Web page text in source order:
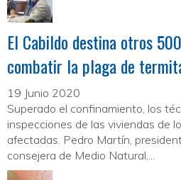
El Cabildo destina otros
combatir la plaga de
19 Junio 2020
Superado el confinamiento, los
inspecciones de las viviendas de
afectadas. Pedro Martín,
consejera de Medio Natural,...